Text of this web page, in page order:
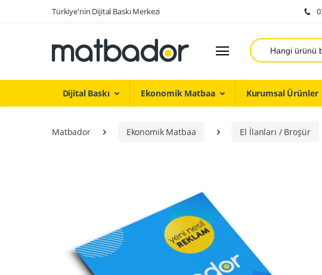
Türkiye'nin Dijital Baskı Merkezi
Ara
Dijital Baskı Ekonomik Matbaa Kurumsal Ürünler
Matbador Ekonomik Matbaa El İlanları / Broşür